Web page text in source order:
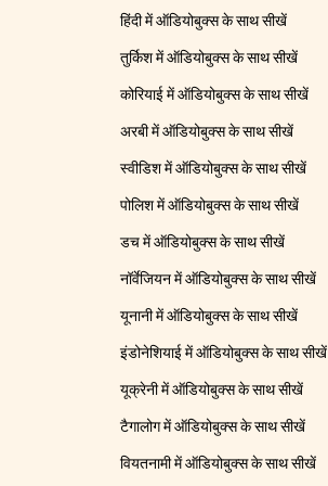
हिंदी में ऑडियोबुक्स के साथ सीखें
तुर्किश में ऑडियोबुक्स के साथ सीखें
कोरियाई में ऑडियोबुक्स के साथ सीखें
अरबी में ऑडियोबुक्स के साथ सीखें
स्वीडिश में ऑडियोबुक्स के साथ सीखें
पोलिश में ऑडियोबुक्स के साथ सीखें
डच में ऑडियोबुक्स के साथ सीखें
नॉर्वेजियन में ऑडियोबुक्स के साथ सीखें
यूनानी में ऑडियोबुक्स के साथ सीखें
इंडोनेशियाई में ऑडियोबुक्स के साथ सीखें
यूक्रेनी में ऑडियोबुक्स के साथ सीखें
टैगालोग में ऑडियोबुक्स के साथ सीखें
वियतनामी में ऑडियोबुक्स के साथ सीखें